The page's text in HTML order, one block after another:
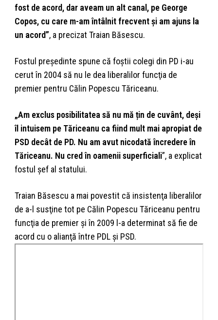
fost de acord, dar aveam un alt canal, pe George
Copos, cu care m-am întâlnit frecvent şi am ajuns la
un acord”, a precizat Traian Băsescu.
Fostul preşedinte spune că foştii colegi din PD i-au
cerut în 2004 să nu le dea liberalilor funcţia de
premier pentru Călin Popescu Tăriceanu.
„Am exclus posibilitatea să nu mă țin de cuvânt, deși
îl intuisem pe Tăriceanu ca fiind mult mai apropiat de
PSD decât de PD. Nu am avut nicodată încredere în
Tăriceanu. Nu cred în oamenii superficiali”, a explicat
fostul șef al statului.
Traian Băsescu a mai povestit că insistenţa liberalilor
de a-l susţine tot pe Călin Popescu Tăriceanu pentru
funcţia de premier şi în 2009 l-a determinat să fie de
acord cu o alianţă între PDL şi PSD.